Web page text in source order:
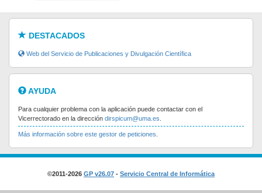
DESTACADOS
Web del Servicio de Publicaciones y Divulgación Científica
AYUDA
Para cualquier problema con la aplicación puede contactar con el
Vicerrectorado en la dirección dirspicum@uma.es
Más información sobre este gestor de peticiones
©2011-2026 GP v26.07 - Servicio Central de Informática